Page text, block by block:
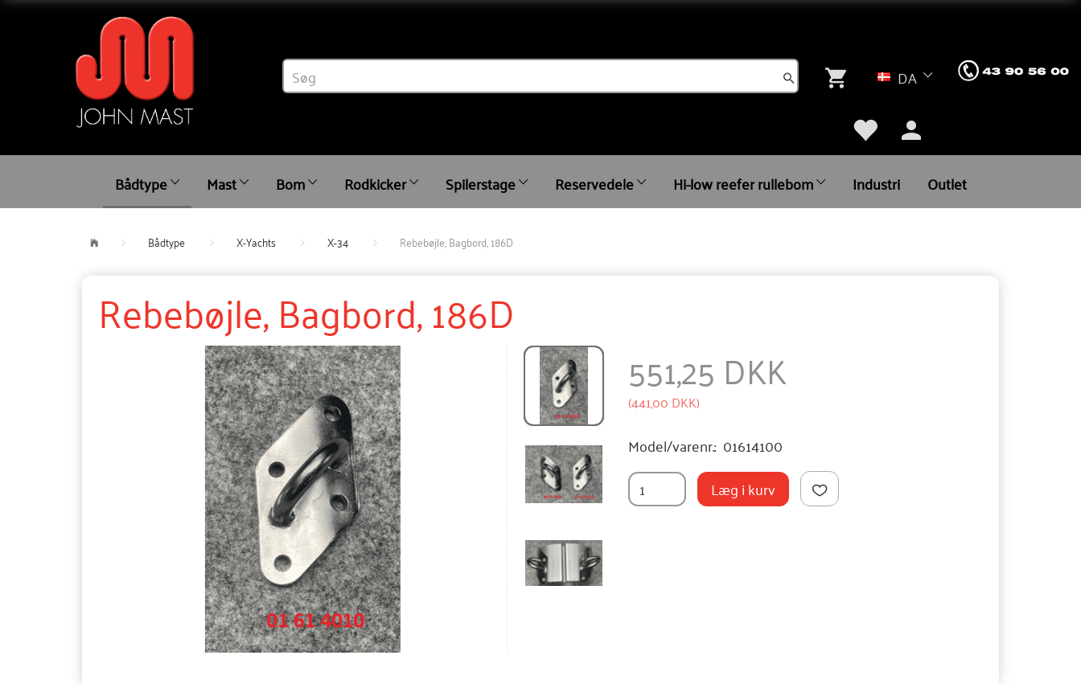
DA
Bådtype Mast Bom Rodkicker Spilerstage Reservedele Hi-low reefer rullebom Industri Outlet
Bådtype X-Yachts X-34 Rebebøjle, Bagbord, 186D
Rebebøjle, Bagbord, 186D
551,25 DKK
(441,00 DKK)
Model/varenr.: 01614100
Læg i kurv